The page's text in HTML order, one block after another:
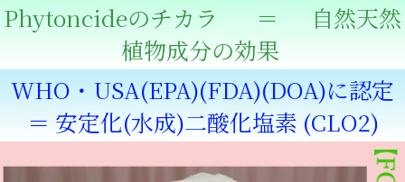
Phytoncideのチカラ ＝ 自然天然
植物成分の効果
WHO・USA(EPA)(FDA)(DOA)に認定
＝ 安定化(水成)二酸化塩素 (CLO2)